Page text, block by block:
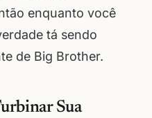
enquanto você
tá sendo
de Big Brother.
Sua